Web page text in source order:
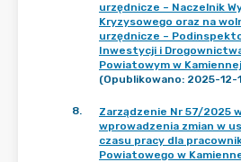
urzędnicze – Naczelnik
Kryzysowego oraz na
urzędnicze –
Inwestycji i
Powiatowym w
(Opublikowano: 2025-12-
8.
Zarządzenie Nr 57/2025
wprowadzenia zmian w
czasu pracy dla
Powiatowego w